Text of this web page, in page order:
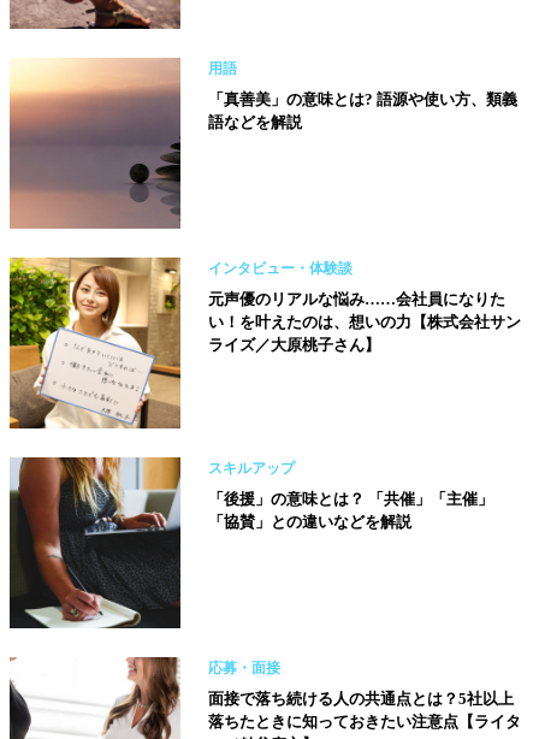
用語
「真善美」の意味とは? 語源や使い方、類義
語などを解説
インタビュー・体験談
元声優のリアルな悩み……会社員になりた
い！を叶えたのは、想いの力【株式会社サン
ライズ／大原桃子さん】
スキルアップ
「後援」の意味とは？ 「共催」「主催」
「協賛」との違いなどを解説
応募・面接
面接で落ち続ける人の共通点とは？5社以上
落ちたときに知っておきたい注意点【ライタ